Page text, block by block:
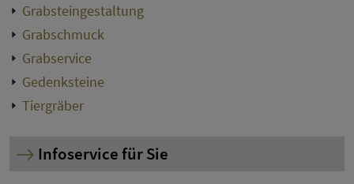
Grabsteingestaltung
Grabschmuck
Grabservice
Gedenksteine
Tiergräber
Infoservice für Sie